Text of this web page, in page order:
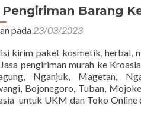
Pengiriman Barang
pada 23/03/2023
kirim paket kosmetik, herbal,
pengiriman murah ke
Nganjuk, Magetan,
Bojonegoro, Tuban,
untuk UKM dan Toko Online